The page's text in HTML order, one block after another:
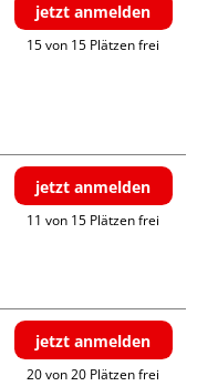
jetzt anmelden
15 von 15 Plätzen frei
jetzt anmelden
11 von 15 Plätzen frei
jetzt anmelden
20 von 20 Plätzen frei